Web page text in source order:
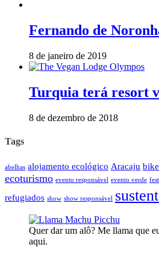
Fernando de
8 de janeiro de 2019
Turquia terá resort
8 de dezembro de 2018
Tags
abelhas alojamento ecológico Aracaju bike
ecoturismo evento responsável evento verde
refugiados show show responsável
Quer dar um alô? Me llama que
aqui.